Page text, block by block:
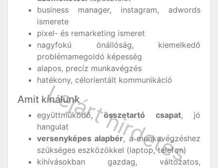
business manager, instagram, adwords
ismerete
pixel- és remarketing ismeret
nagyfokú önállóság, kiemelkedő
problémamegoldó képesség
alapos, precíz munkavégzés
hatékony, célorientált kommunikáció
Amit kínálunk
együttműködő,összetartó csapat, jó
hangulat
versenyképes alapbér, a munkavégzéshez
szükséges eszközökkel (laptop, telefon)
kihívásokban gazdag, változatos,